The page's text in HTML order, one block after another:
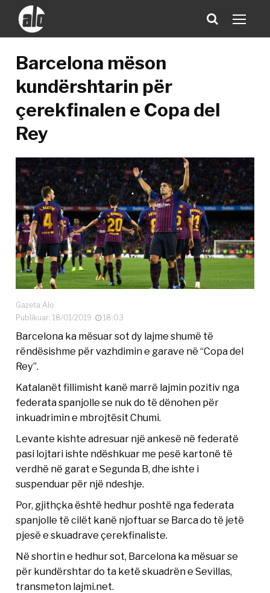
Barcelona mëson
kundërshtarin për
çerekfinalen e Copa del
Rey
Gazeta Alo
Publikuar: 18/01/2019
18:03
Barcelona ka mësuar sot dy lajme shumë të
rëndësishme për vazhdimin e garave në “Copa del
Rey”.
Katalanët fillimisht kanë marrë lajmin pozitiv nga
federata spanjolle se nuk do të dënohen për
inkuadrimin e mbrojtësit Chumi.
Levante kishte adresuar një ankesë në federatë
pasi lojtari ishte ndëshkuar me pesë kartonë të
verdhë në garat e Segunda B, dhe ishte i
suspenduar për një ndeshje.
Por, gjithçka është hedhur poshtë nga federata
spanjolle të cilët kanë njoftuar se Barca do të jetë
pjesë e skuadrave çerekfinaliste.
Në shortin e hedhur sot, Barcelona ka mësuar se
për kundërshtar do ta ketë skuadrën e Sevillas,
transmeton lajmi.net.